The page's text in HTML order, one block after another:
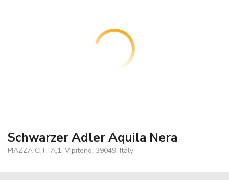
Schwarzer Adler Aquila Nera
PIAZZA CITTA,1, Vipiteno, 39049, Italy